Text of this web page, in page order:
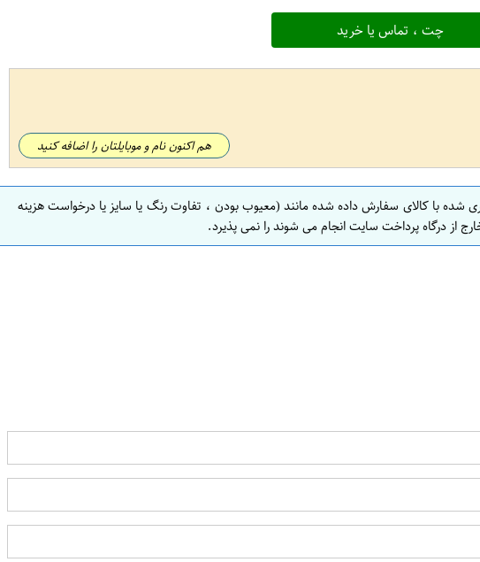
چت ، تماس یا خرید
هم اکنون نام و موبایلتان را اضافه کنید
شده با کالای سفارش داده شده مانند (معیوب بودن ، تفاوت رنگ یا سایز یا درخواست هزینه
از درگاه پرداخت سایت انجام می شوند را نمی پذیرد.